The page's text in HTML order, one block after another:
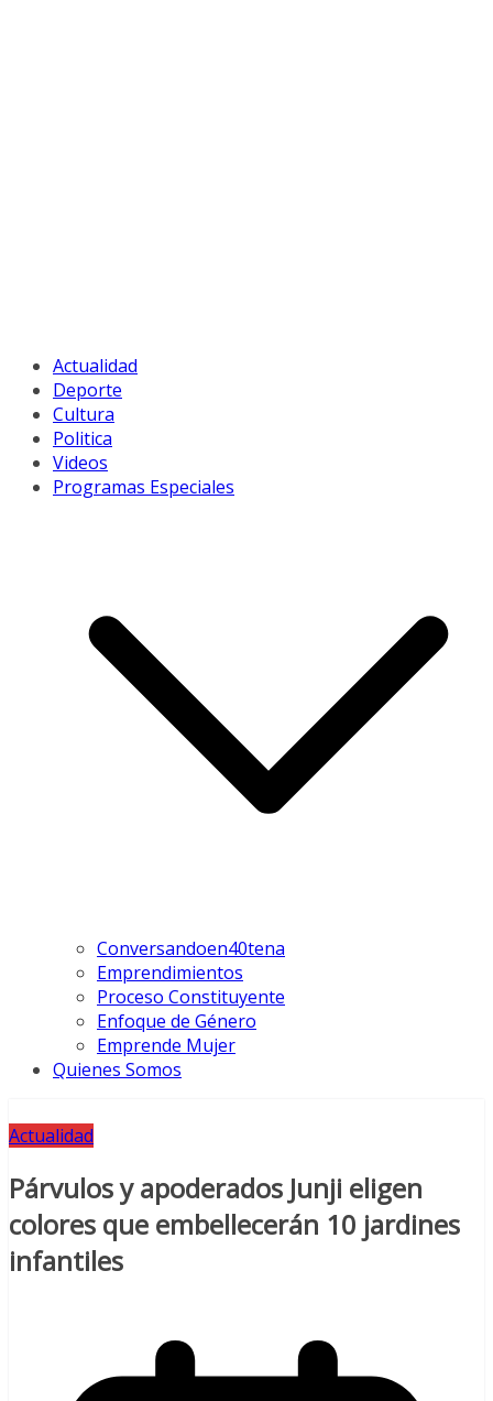
Actualidad
Deporte
Cultura
Politica
Videos
Programas Especiales
Conversandoen40tena
Emprendimientos
Proceso Constituyente
Enfoque de Género
Emprende Mujer
Quienes Somos
Actualidad
Párvulos y apoderados Junji eligen
colores que embellecerán 10 jardines
infantiles